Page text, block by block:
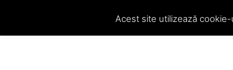
Acest site utilizează